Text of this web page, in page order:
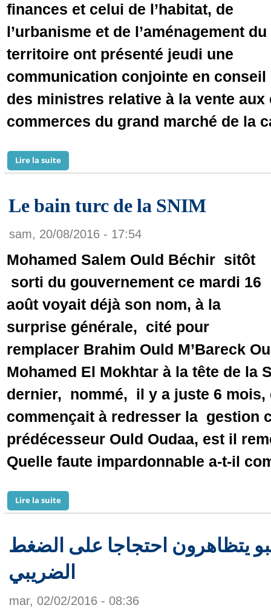
finances et celui de l’habitat, de
l’urbanisme et de l’aménagement du
territoire ont présenté jeudi une
communication conjointe en conseil
des ministres relative à la vente aux
commerces du grand marché de la
Lire la suite
Le bain turc de la SNIM
sam, 20/08/2016 - 17:54
Mohamed Salem Ould Béchir sitôt
sorti du gouvernement ce mardi 16
août voyait déjà son nom, à la
surprise générale, cité pour
remplacer Brahim Ould M’Bareck
Mohamed El Mokhtar à la tête de la
dernier, nommé, il y a juste 6 mois,
commençait à redresser la gestion
prédécesseur Ould Oudaa, est il
Quelle faute impardonnable a-t-il
Lire la suite
يتظاهرون احتجاجا على الضغط
الضريبي
mar, 02/02/2016 - 08:36